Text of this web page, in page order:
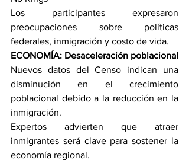
Los participantes expresaron
preocupaciones sobre políticas
federales, inmigración y costo de vida.
ECONOMÍA: Desaceleración poblacional
Nuevos datos del Censo indican una
disminución en el crecimiento
poblacional debido a la reducción en la
inmigración.
Expertos advierten que atraer
inmigrantes será clave para sostener la
economía regional.